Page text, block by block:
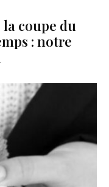
coupe du
: notre